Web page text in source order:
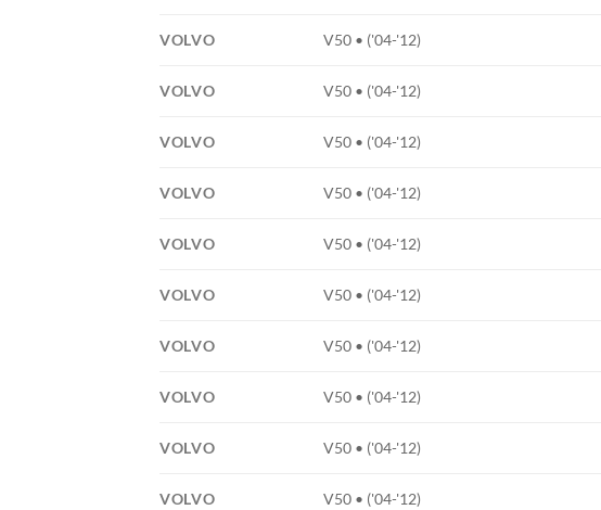
VOLVO V50 • ('04-'12)
VOLVO V50 • ('04-'12)
VOLVO V50 • ('04-'12)
VOLVO V50 • ('04-'12)
VOLVO V50 • ('04-'12)
VOLVO V50 • ('04-'12)
VOLVO V50 • ('04-'12)
VOLVO V50 • ('04-'12)
VOLVO V50 • ('04-'12)
VOLVO V50 • ('04-'12)